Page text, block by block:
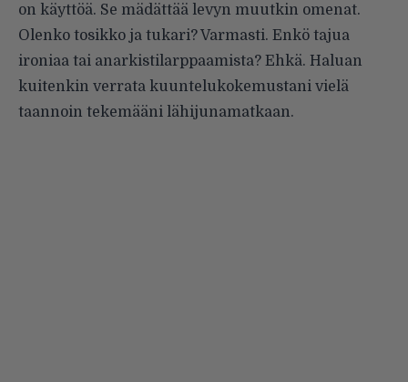
on käyttöä. Se mädättää levyn muutkin omenat.
Olenko tosikko ja tukari? Varmasti. Enkö tajua
ironiaa tai anarkistilarppaamista? Ehkä. Haluan
kuitenkin verrata kuuntelukokemustani vielä
taannoin tekemääni lähijunamatkaan.